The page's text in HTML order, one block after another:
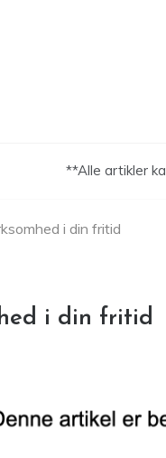
**Alle artikler
i din fritid
i din fritid